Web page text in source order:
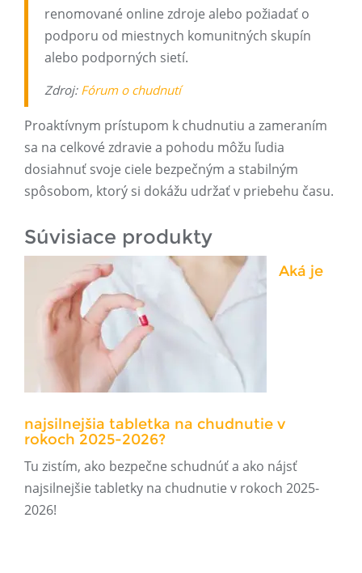
renomované online zdroje alebo požiadať o
podporu od miestnych komunitných skupín
alebo podporných sietí.
Zdroj: Fórum o chudnutí
Proaktívnym prístupom k chudnutiu a zameraním
sa na celkové zdravie a pohodu môžu ľudia
dosiahnuť svoje ciele bezpečným a stabilným
spôsobom, ktorý si dokážu udržať v priebehu času.
Súvisiace produkty
Aká je
najsilnejšia tabletka na chudnutie v
rokoch 2025-2026?
Tu zistím, ako bezpečne schudnúť a ako nájsť
najsilnejšie tabletky na chudnutie v rokoch 2025-
2026!